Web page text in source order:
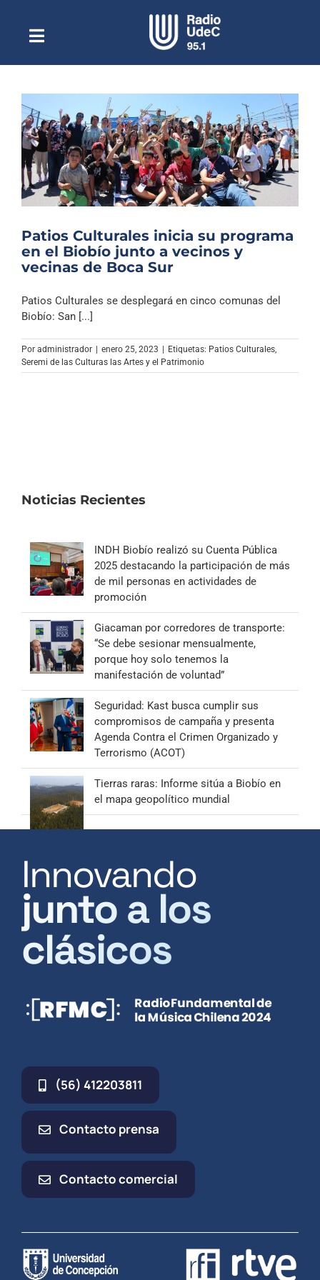
contenidoToggle
NavigationEscuchar Radio UdeC en vivo
Quiénes Somos
Programación
Podcast
Noticias
Columnas
Música Clásica
Especiales
Patios Culturales inicia su programa
en el Biobío junto a vecinos y
vecinas de Boca Sur
Patios Culturales se desplegará en cinco comunas del
Biobío: San [...]
Por administrador | enero 25, 2023 | Etiquetas: Patios Culturales
Seremi de las Culturas las Artes y el Patrimonio
Noticias Recientes
INDH Biobío realizó su Cuenta Pública
2025 destacando la participación de más
de mil personas en actividades de
promoción
Giacaman por corredores de transporte:
“Se debe sesionar mensualmente,
porque hoy solo tenemos la
manifestación de voluntad”
Seguridad: Kast busca cumplir sus
compromisos de campaña y presenta
Agenda Contra el Crimen Organizado y
Terrorismo (ACOT)
Tierras raras: Informe sitúa a Biobío en
el mapa geopolítico mundial
Innovando
junto a los
clásicos
(56) 412203811
Contacto prensa
Contacto comercial